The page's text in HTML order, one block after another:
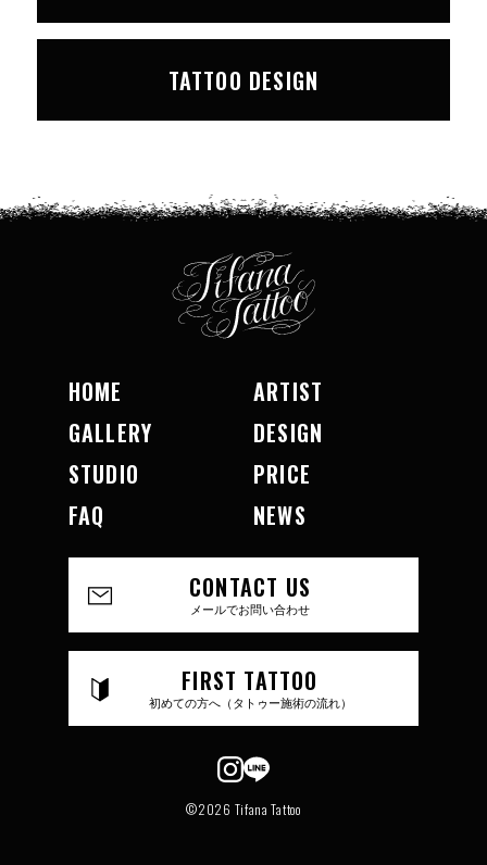
TATTOO DESIGN
HOME
ARTIST
GALLERY
DESIGN
STUDIO
PRICE
FAQ
NEWS
CONTACT US
メールでお問い合わせ
FIRST TATTOO
初めての方へ（タトゥー施術の流れ）
©2026 Tifana Tattoo